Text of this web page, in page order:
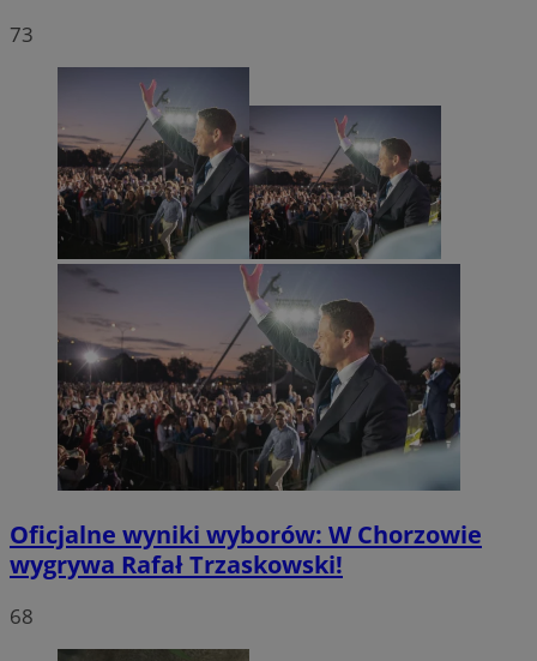
73
Oficjalne wyniki wyborów: W Chorzowie
wygrywa Rafał Trzaskowski!
68